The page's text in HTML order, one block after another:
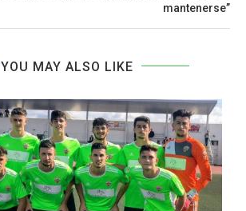
mantenerse”
YOU MAY ALSO LIKE